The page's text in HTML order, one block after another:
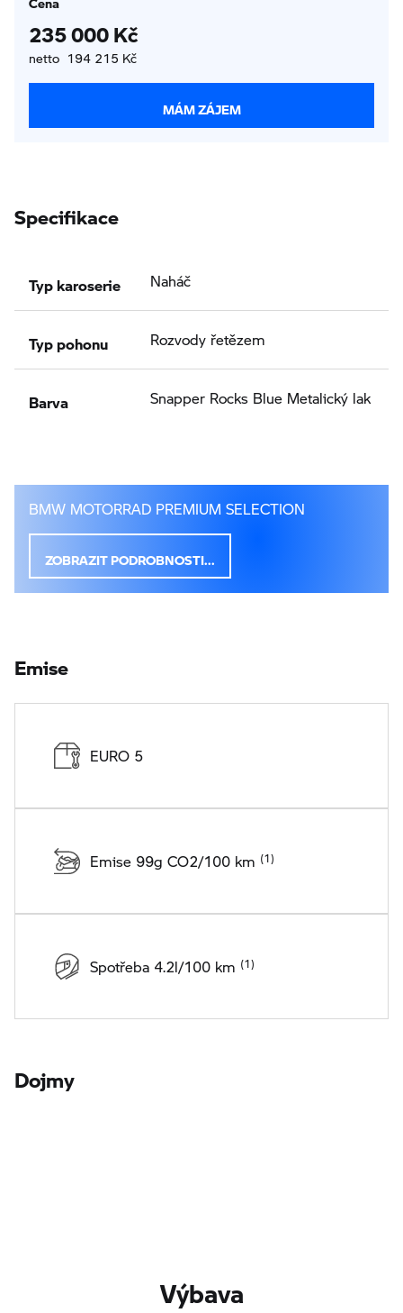
235 000 Kč
netto 194 215 Kč
MÁM ZÁJEM
Specifikace
Typ karoserie Naháč
Typ pohonu Rozvody řetězem
Barva Snapper Rocks Blue Metalický lak
BMW MOTORRAD PREMIUM SELECTION
ZOBRAZIT PODROBNOSTI...
Emise
EURO 5
Emise 99g CO2/100 km
Spotřeba 4.2l/100 km
Dojmy
Výbava